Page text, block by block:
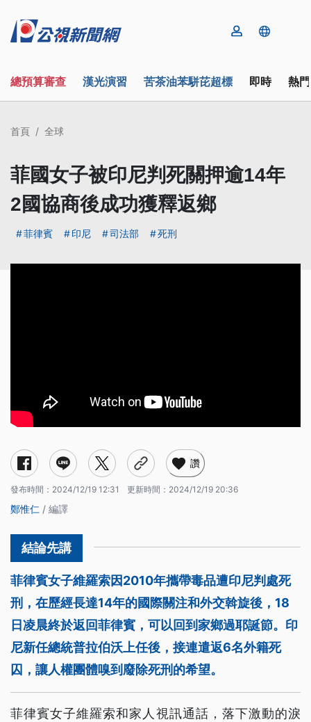
總預算審查 漢光演習 苦茶油苯駢芘超標 即時 熱
首頁 全球
菲國女子被印尼判死關押逾14年
2國協商後成功獲釋返鄉
菲律賓 印尼 司法部 死刑
讚
發布時間： 2024/12/19 12:31 更新時間： 2024/12/19 20:36
鄭惟仁 / 編譯
菲律賓女子維羅索因2010年攜帶毒品遭印尼判處死
刑，在歷經長達14年的國際關注和外交斡旋後，18
日凌晨終於返回菲律賓，可以回到家鄉過耶誕節。印
尼新任總統普拉伯沃上任後，接連遣返6名外籍死
囚，讓人權團體嗅到廢除死刑的希望。
菲律賓女子維羅索和家人視訊通話，落下激動的淚